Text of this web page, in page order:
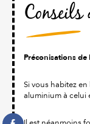
Conseils
Préconisations de
Si vous habitez
aluminium à celui